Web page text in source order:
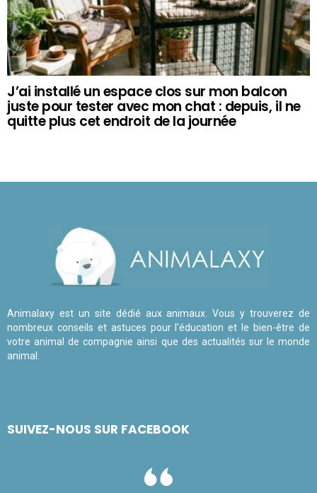
J’ai installé un espace clos sur mon balcon
juste pour tester avec mon chat : depuis, il ne
quitte plus cet endroit de la journée
Animalaxy est un site dédié aux animaux. Vous y trouverez de
nombreux conseils et astuces pour l'éducation et le bien-être de
votre animal de compagnie ainsi que des actualités sur le monde
animal.
SUIVEZ-NOUS SUR FACEBOOK